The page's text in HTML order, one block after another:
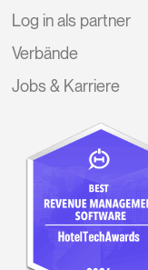
Log in als partner
Verbände
Jobs & Karriere